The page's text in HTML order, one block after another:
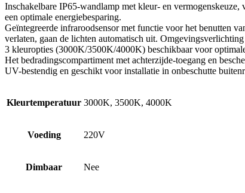
Integrated
LED
Bulkhead
quantity
Inschakelbare IP65-wandlamp met kleur- en
een optimale energiebesparing.
Geïntegreerde infraroodsensor met functie voor het benutten
verlaten, gaan de lichten automatisch uit.
3 kleuropties (3000K/3500K/4000K) beschikbaar voor
Het bedradingscompartiment met achterzijde-toegang en
UV-bestendig en geschikt voor installatie in onbeschutte
Kleurtemperatuur 3000K, 3500K, 4000K
Voeding 220V
Dimbaar Nee